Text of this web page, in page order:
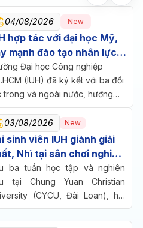
04/08/2026 New
hợp tác với đại học Mỹ,
mạnh đào tạo nhân lực
sóc sức khỏe
Đại học Công nghiệp
(IUH) đã ký kết với ba đối
trong và ngoài nước, hướng
một mục tiêu chung: đưa đào
nghiên cứu và doanh nghiệp
ngồi lại giải bài toán nhân lực
ngành chăm sóc sức khỏe.
03/08/2026 New
sinh viên IUH giành giải
Nhì tại sân chơi nghiên
quốc tế ở Đài Loan
ba tuần học tập và nghiên
tại Chung Yuan Christian
(CYCU, Đài Loan), hai
viên Trường Đại học Công
TP.HCM (IUH) đã cùng